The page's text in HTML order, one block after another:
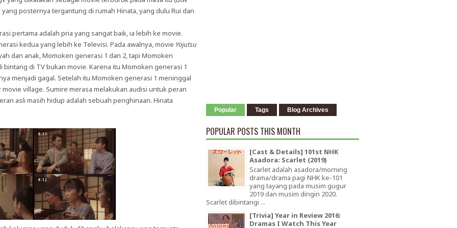
posternya tergantung di rumah Hinata, yang dulu Rui dan
pertama adalah pria yang sangat baik, ia lebih ke movie.
kedua yang lebih ke Televisi. Pada awalnya, movie Yojutsu
dan anak, Momoken generasi 1 dan 2, tapi Momoken
di TV bukan movie. Karena itu Momoken generasi 1
menjadi gagal. Setelah itu Momoken generasi 1 meninggal
village. Sumire merasa melakukan audisi untuk peran
asli masih hidup adalah sebuah penghinaan. Hinata
Popular Tags Blog Archives
POPULAR POSTS THIS MONTH
[Cast & Details] 101st NHK
Asadora: Scarlet (2019)
Scarlet adalah asadora/morning
drama/drama pagi NHK ke-101
yang tayang pada musim gugur
2019 dan musim dingin 2020.
Scarlet dibintangi ...
[Trivia] Year in Review 2016:
Dramas I Watch This Year